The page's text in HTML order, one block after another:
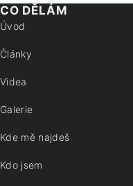
CO DĚLÁM
Úvod
Články
Videa
Galerie
Kde mě najdeš
Kdo jsem